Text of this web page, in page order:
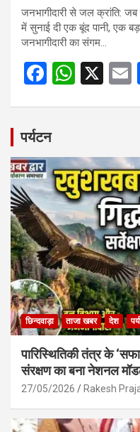
जनभागीदारी से जल क्रांति: जब
में सुनाई दी एक बूंद पानी, एक
जनभागीदारी का संगम…
F
b
o
o
k
W
A
p
p
X
पर्यटन
छिन्दवाड़ा ताजा खबर देश
पारिस्थितिकी तंत्र के
संरक्षण का बना नेशनल
27/05/2026 Rakesh